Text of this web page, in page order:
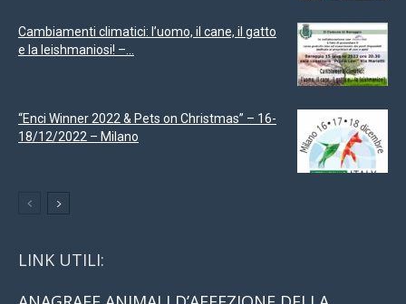
Cambiamenti climatici: l’uomo, il cane, il gatto
e la leishmaniosi! –...
“Enci Winner 2022 & Pets on Christmas” – 16-
18/12/2022 – Milano
LINK UTILI: